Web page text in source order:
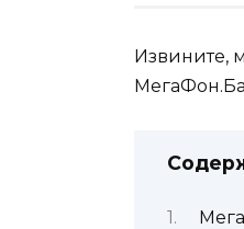
Извините,